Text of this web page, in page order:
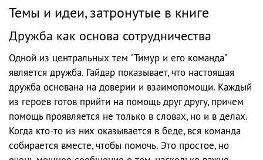
Темы и идеи, затронутые в книге
Дружба как основа сотрудничества
Одной из центральных тем “Тимур и его команда”
является дружба. Гайдар показывает, что настоящая
дружба основана на доверии и взаимопомощи. Каждый
из героев готов прийти на помощь друг другу, причем
помощь проявляется не только в словах, но и в делах.
Когда кто-то из них оказывается в беде, вся команда
собирается вместе, чтобы помочь. Это простое, но